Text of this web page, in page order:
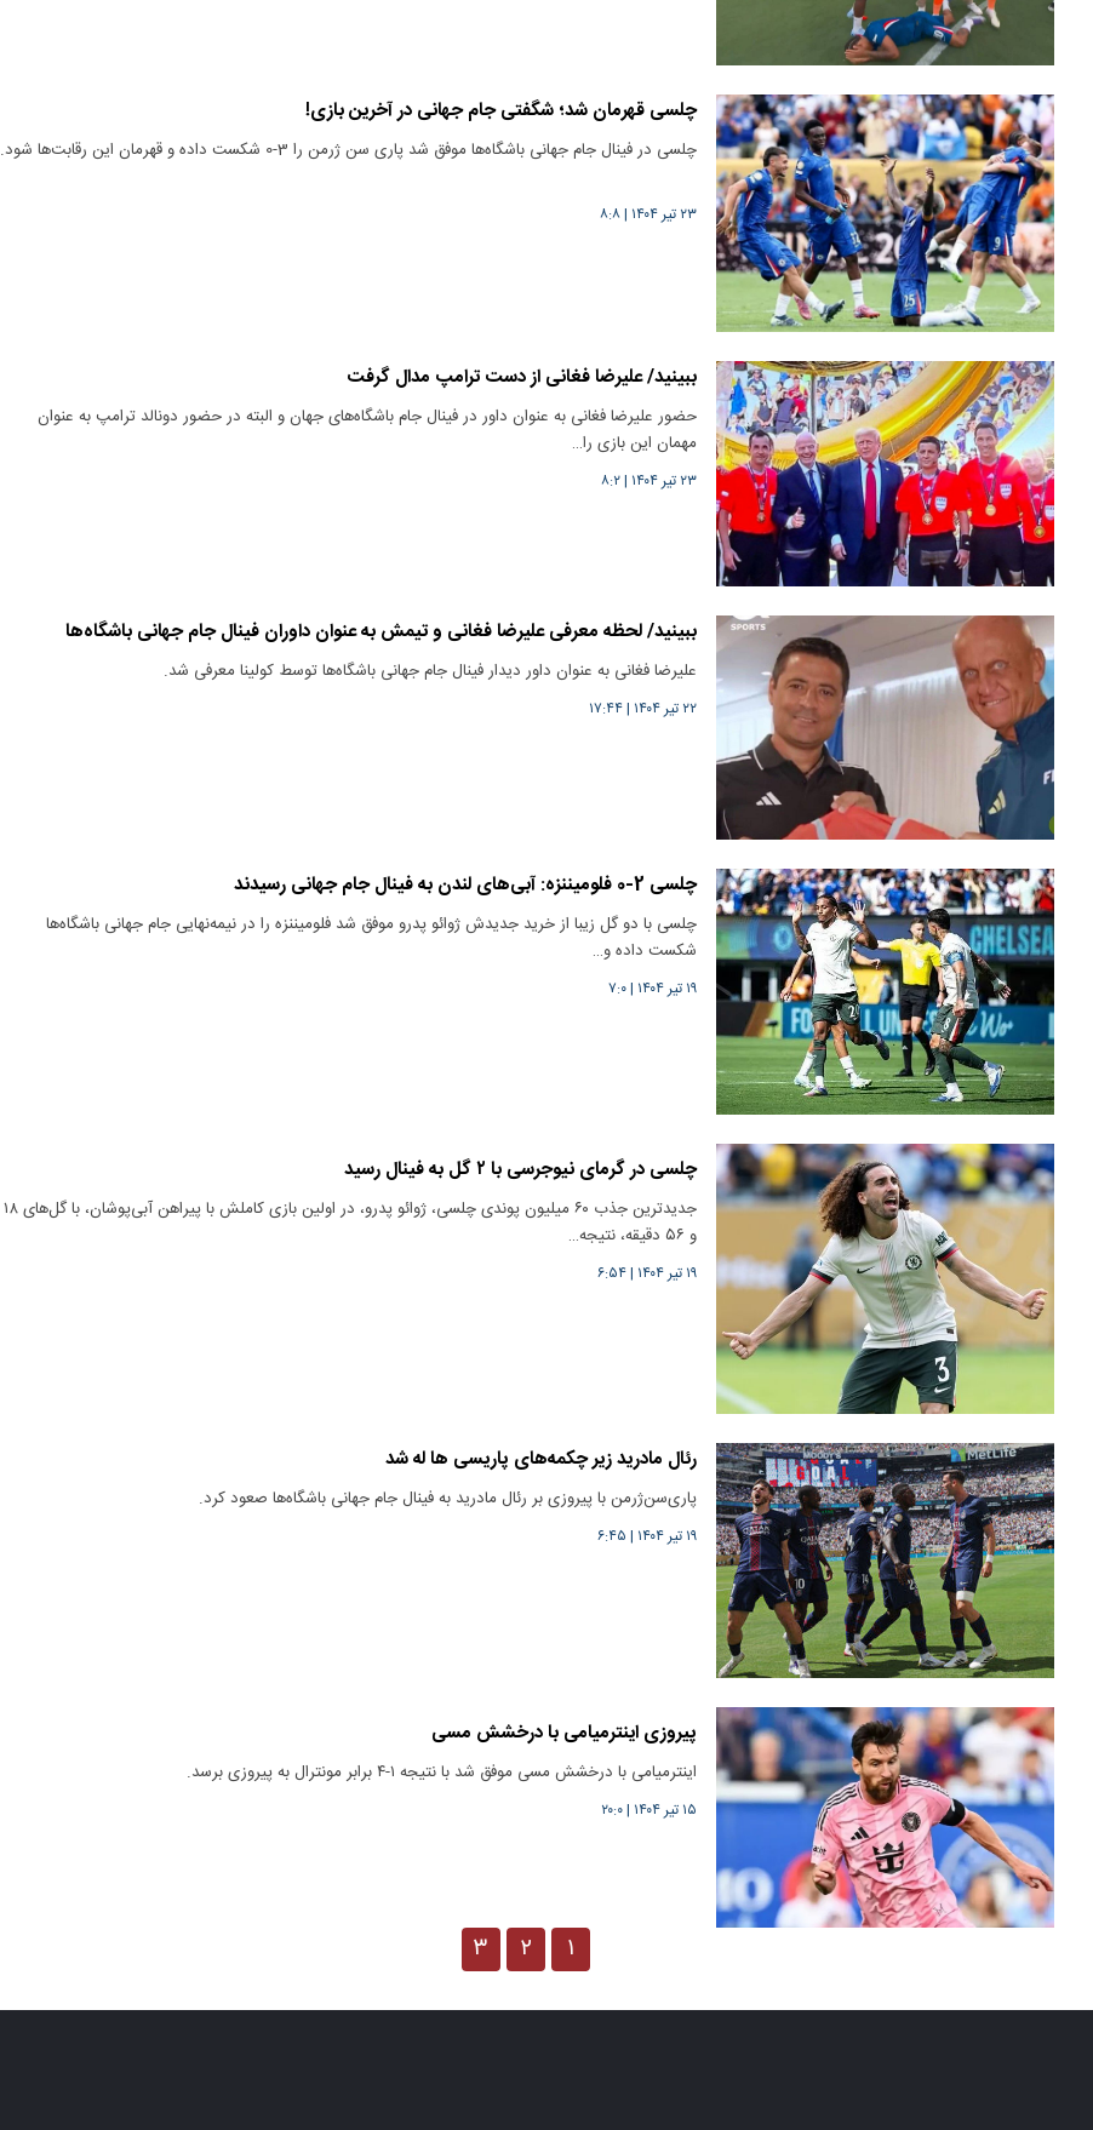
چلسی قهرمان شد؛ شگفتی جام جهانی در آخرین بازی!‌
چلسی در فینال جام جهانی باشگاه‌ها موفق شد پاری سن ژرمن را 3-‌‌0 شکست داده و قهرمان این رقابت‌ها شود.
۲۳ تیر ۱۴۰۴ |۸:۸
ببینید/ علیرضا فغانی از دست ترامپ مدال گرفت
حضور علیرضا فغانی به عنوان داور در فینال جام باشگاه‌های جهان و البته در حضور دونالد ترامپ به عنوان
مهمان این بازی را…
۲۳ تیر ۱۴۰۴ |۸:۲
ببینید/ لحظه معرفی علیرضا فغانی و تیمش به عنوان داوران فینال جام جهانی باشگاه‌ها
علیرضا فغانی به عنوان داور دیدار فینال جام جهانی باشگاه‌ها توسط کولینا معرفی شد.
۲۲ تیر ۱۴۰۴ |۱۷:۴۴
چلسی 2-0 فلومیننزه: آبی‌های لندن به فینال جام جهانی رسیدند
چلسی با دو گل زیبا از خرید جدیدش ژوائو پدرو موفق شد فلومیننزه ‌را در نیمه‌نهایی جام جهانی باشگاه‌ها
شکست داده و…
۱۹ تیر ۱۴۰۴ |۷:۰
چلسی در گرمای نیوجرسی با ۲ گل به فینال رسید
جدیدترین جذب ۶۰ میلیون پوندی چلسی، ژوائو پدرو، در اولین بازی کاملش با پیراهن آبی‌پوشان، با گل‌های ۱۸
و ۵۶ دقیقه، نتیجه…
۱۹ تیر ۱۴۰۴ |۶:۵۴
رئال مادرید زیر چکمه‌های پاریسی ها له شد
پاری‌سن‌ژرمن با پیروزی بر رئال مادرید به فینال جام جهانی باشگاه‌ها صعود کرد.
۱۹ تیر ۱۴۰۴ | ۶:۴۵
پیروزی اینترمیامی با درخشش مسی
اینترمیامی با درخشش مسی موفق شد با نتیجه ۱-۴ برابر مونترال به پیروزی برسد.
۱۵ تیر ۱۴۰۴ |۲۰:۰
۱ ۲ ۳